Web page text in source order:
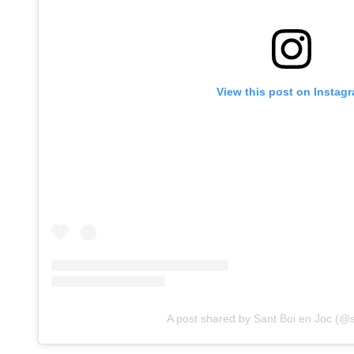
View this post on
A post shared by Sant Boi en Joc